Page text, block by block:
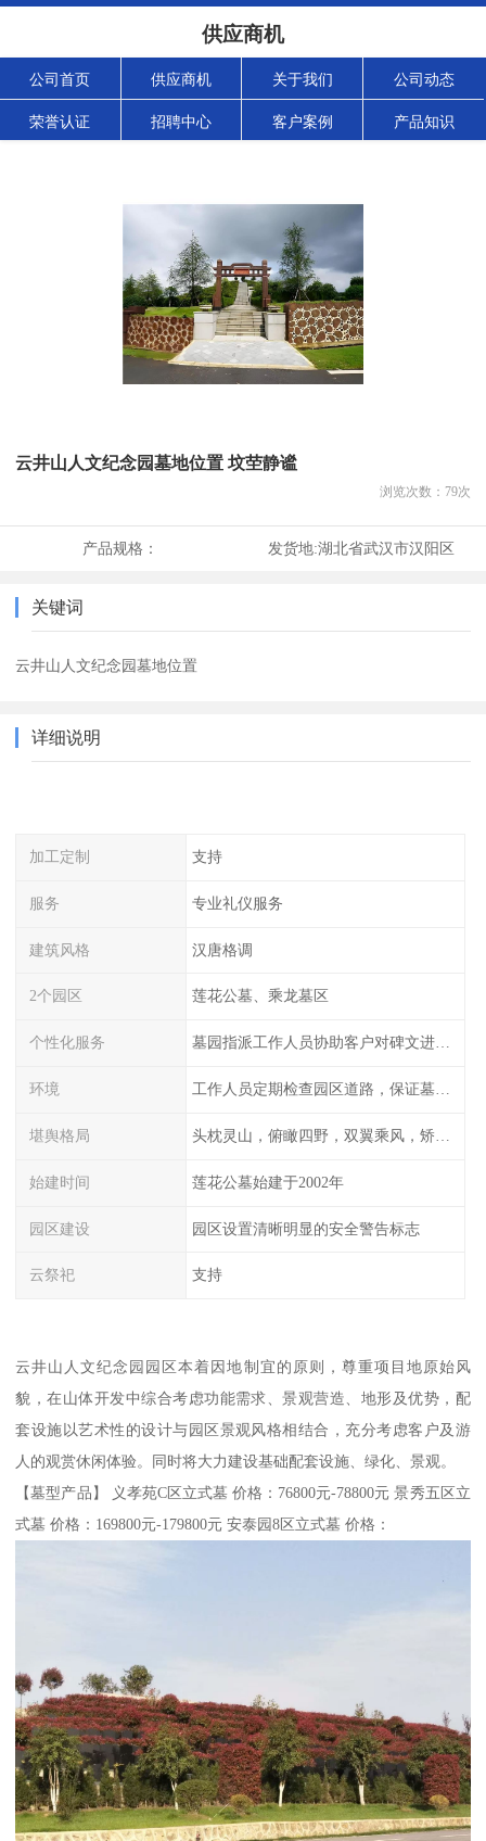
供应商机
公司首页 供应商机 关于我们 公司动态
荣誉认证 招聘中心 客户案例 产品知识
云井山人文纪念园墓地位置 坟茔静谧
浏览次数： 79次
产品规格： 发货地:湖北省武汉市汉阳区
关键词
云井山人文纪念园墓地位置
详细说明
加工定制 支持
服务 专业礼仪服务
建筑风格 汉唐格调
2个园区 莲花公墓、乘龙墓区
个性化服务 墓园指派工作人员协助客户对碑文进行描摹
环境 工作人员定期检查园区道路，保证墓园、墓位间的道路便捷、平整
堪舆格局
始建时间 莲花公墓始建于2002年
园区建设 园区设置清晰明显的安全警告标志
云祭祀 支持
云井山人文纪念园园区本着因地制宜的原则，尊重项目地原始风
貌，在山体开发中综合考虑功能需求、景观营造、地形及优势，配
套设施以艺术性的设计与园区景观风格相结合，充分考虑客户及游
人的观赏休闲体验。同时将大力建设基础配套设施、绿化、景观。
【墓型产品】 义孝苑C区立式墓 价格：76800元-78800元 景秀五区立
式墓 价格：169800元-179800元 安泰园8区立式墓 价格：